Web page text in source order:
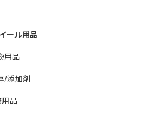
ール用品
用品
/添加剤
品